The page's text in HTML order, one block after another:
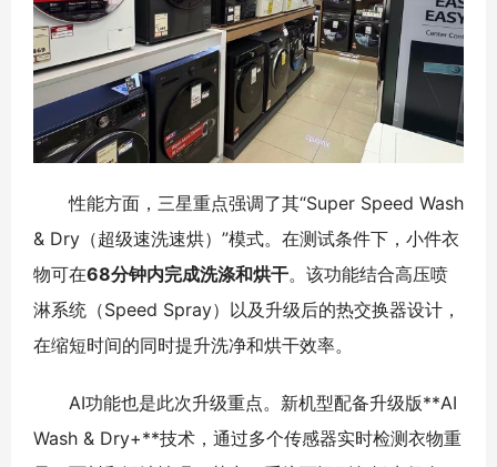
性能方面，三星重点强调了其“Super Speed Wash
& Dry（超级速洗速烘）”模式。在测试条件下，小件衣
物可在68分钟内完成洗涤和烘干。该功能结合高压喷
淋系统（Speed Spray）以及升级后的热交换器设计，
在缩短时间的同时提升洗净和烘干效率。
AI功能也是此次升级重点。新机型配备升级版**AI
Wash & Dry+**技术，通过多个传感器实时检测衣物重